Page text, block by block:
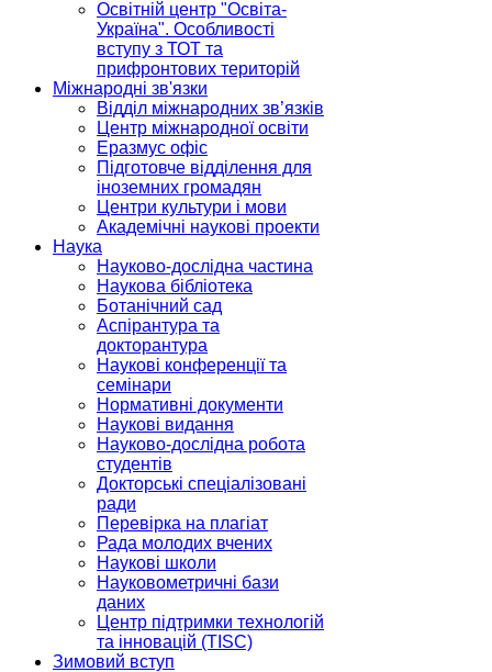
Освітній центр "Освіта-
Україна". Особливості
вступу з ТОТ та
прифронтових територій
Міжнародні зв'язки
Відділ міжнародних зв’язків
Центр міжнародної освіти
Еразмус офіс
Підготовче відділення для
іноземних громадян
Центри культури і мови
Академічні наукові проекти
Наука
Науково-дослідна частина
Наукова бібліотека
Ботанічний сад
Аспірантура та
докторантура
Наукові конференції та
семінари
Нормативні документи
Наукові видання
Науково-дослідна робота
студентів
Докторські спеціалізовані
ради
Перевірка на плагіат
Рада молодих вчених
Наукові школи
Науковометричні бази
даних
Центр підтримки технологій
та інновацій (TISC)
Зимовий вступ